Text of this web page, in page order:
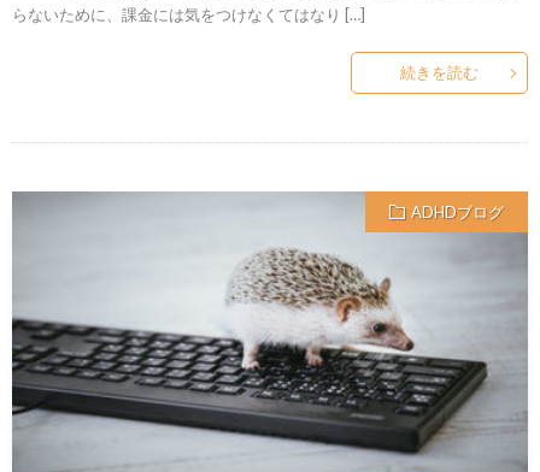
らないために、課金には気をつけなくてはなり […]
続きを読む
ADHDブログ